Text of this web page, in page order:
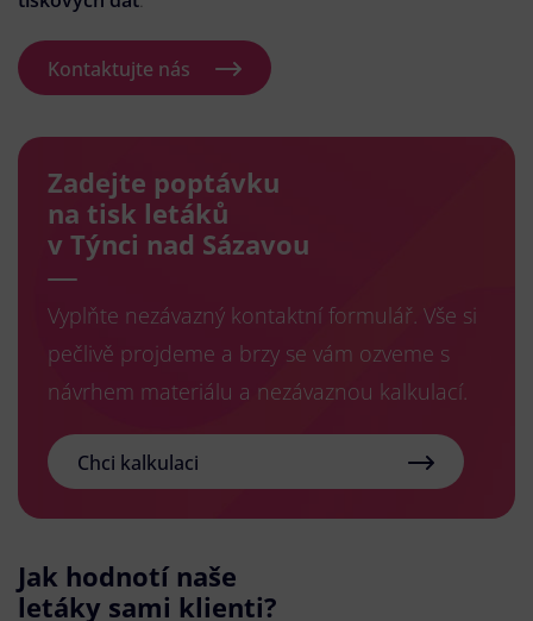
Kontaktujte nás
Zadejte poptávku
na tisk letáků
v Týnci nad Sázavou
Vyplňte nezávazný kontaktní formulář. Vše si
pečlivě projdeme a brzy se vám ozveme s
návrhem materiálu a nezávaznou kalkulací.
Chci kalkulaci
Jak hodnotí naše
letáky sami klienti?